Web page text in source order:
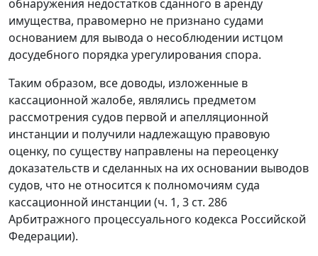
обнаружения недостатков сданного в аренду
имущества, правомерно не признано судами
основанием для вывода о несоблюдении истцом
досудебного порядка урегулирования спора.
Таким образом, все доводы, изложенные в
кассационной жалобе, являлись предметом
рассмотрения судов первой и апелляционной
инстанции и получили надлежащую правовую
оценку, по существу направлены на переоценку
доказательств и сделанных на их основании выводов
судов, что не относится к полномочиям суда
кассационной инстанции (ч. 1, 3 ст. 286
Арбитражного процессуального кодекса Российской
Федерации).